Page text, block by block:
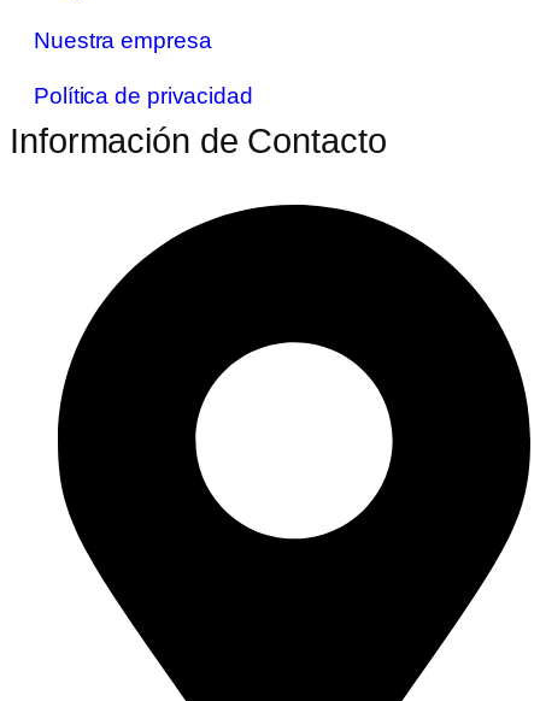
Nuestra empresa
Política de privacidad
Información de Contacto